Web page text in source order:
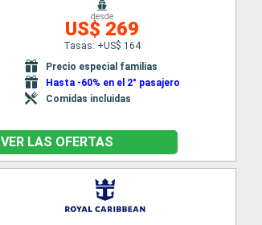
desde
US$ 269
Tasas: +US$ 164
Precio especial familias
Hasta -60% en el 2° pasajero
Comidas incluidas
VER LAS OFERTAS